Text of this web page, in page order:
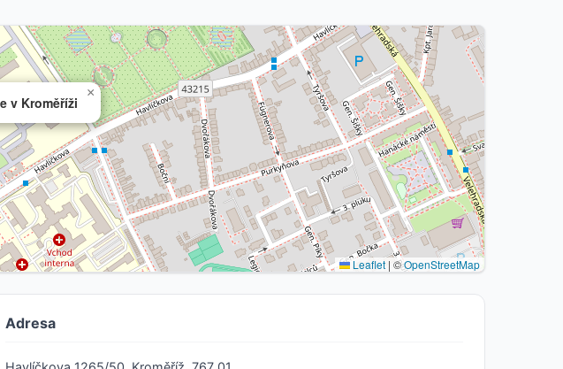
v Kroměříži
×
Leaflet | ©OpenStreetMap
Adresa